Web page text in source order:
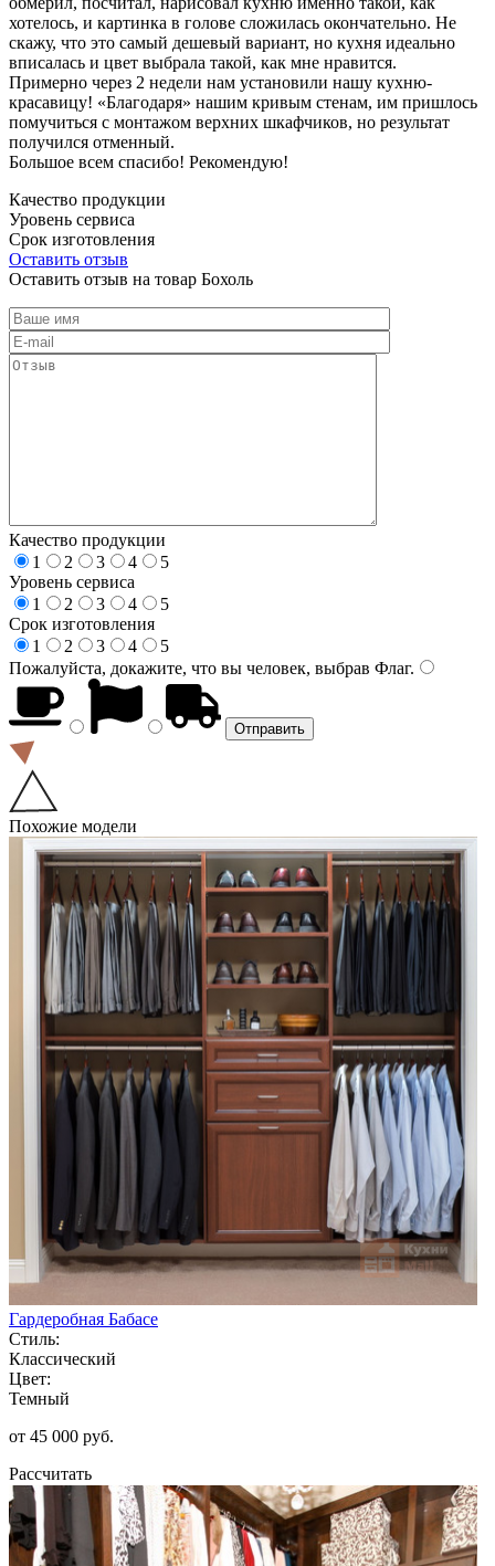
хотелось, и картинка в голове сложилась окончательно. Не
скажу, что это самый дешевый вариант, но кухня идеально
вписалась и цвет выбрала такой, как мне нравится.
Примерно через 2 недели нам установили нашу кухню-
красавицу! «Благодаря» нашим кривым стенам, им пришлось
помучиться с монтажом верхних шкафчиков, но результат
получился отменный.
Большое всем спасибо! Рекомендую!
Качество продукции
Уровень сервиса
Срок изготовления
Оставить отзыв
Оставить отзыв на товар Бохоль
Качество продукции
1
2 3 4
5
Уровень сервиса
1
2 3 4
5
Срок изготовления
1
2 3 4
5
Пожалуйста, докажите, что вы человек, выбрав Флаг.
Похожие модели
Гардеробная Бабасе
Стиль:
Классический
Цвет:
Темный
от 45 000 руб.
Рассчитать